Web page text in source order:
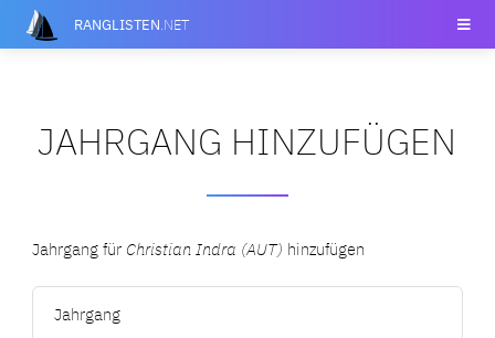
RANGLISTEN.NET
JAHRGANG HINZUFÜGEN
Jahrgang für Christian Indra (AUT) hinzufügen